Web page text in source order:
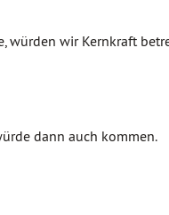
würden wir Kernkraft
dann auch kommen.